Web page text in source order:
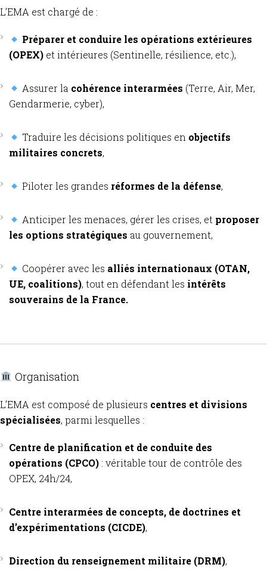
L’EMA est chargé de :
Préparer et conduire les opérations extérieures
(OPEX) et intérieures (Sentinelle, résilience, etc.),
Assurer la cohérence interarmées (Terre, Air, Mer,
Gendarmerie, cyber),
Traduire les décisions politiques en objectifs
militaires concrets,
Piloter les grandes réformes de la défense,
Anticiper les menaces, gérer les crises, et proposer
les options stratégiques au gouvernement,
Coopérer avec les alliés internationaux (OTAN,
UE, coalitions), tout en défendant les intérêts
souverains de la France.
Organisation
L’EMA est composé de plusieurs centres et divisions
spécialisées, parmi lesquelles :
Centre de planification et de conduite des
opérations (CPCO) : véritable tour de contrôle des
OPEX, 24h/24,
Centre interarmées de concepts, de doctrines et
d’expérimentations (CICDE),
Direction du renseignement militaire (DRM),